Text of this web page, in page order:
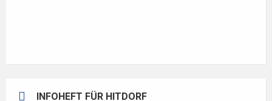
INFOHEFT FÜR HITDORF